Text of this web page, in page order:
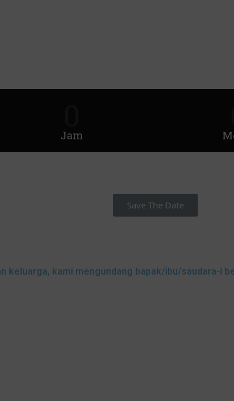
Jam
Save The Date
keluarga, kami mengundang bapak/ibu/saudara-i